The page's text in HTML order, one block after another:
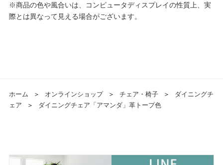
※商品の色や風合いは、コンピュータディスプレイの性質上、実
際とは異なって見える場合がございます。
ホーム ＞ オンラインショップ ＞ チェア・椅子 ＞
ダイニングチ
ェア
＞ ダイニングチェア「アマンダ」革トープ色